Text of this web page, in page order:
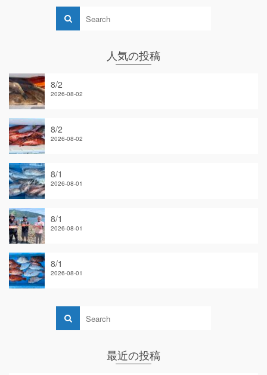
人気の投稿
8/2
2026-08-02
8/2
2026-08-02
8/1
2026-08-01
8/1
2026-08-01
8/1
2026-08-01
最近の投稿